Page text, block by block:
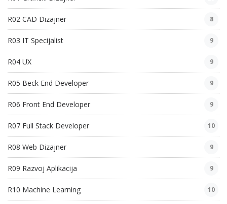
R02 CAD Dizajner 8
R03 IT Specijalist 9
R04 UX 9
R05 Beck End Developer 9
R06 Front End Developer 9
R07 Full Stack Developer 10
R08 Web Dizajner 9
R09 Razvoj Aplikacija 9
R10 Machine Learning 10